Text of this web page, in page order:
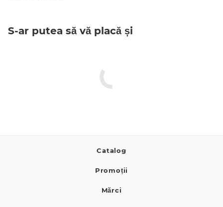
S-ar putea să vă placă și
Catalog
Promoții
Mărci